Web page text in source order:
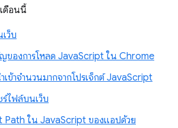
ดือนนี้
ว็บ
ของการโหลด JavaScript ใน Chrome
ข้าจํานวนมากจากโปรเจ็กต์ JavaScript
ร์ไฟล์บนเว็บ
Path ใน JavaScript ของแอปด้วย